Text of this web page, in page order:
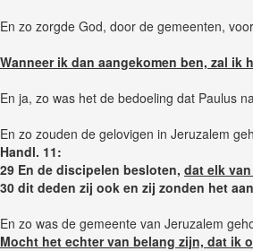
En zo zorgde God, door de gemeenten,
Wanneer ik dan aangekomen ben, zal ik
En ja, zo was het de bedoeling dat Paulus
En zo zouden de gelovigen in Jeruzalem
Handl. 11:
29 En de discipelen besloten, dat elk
30 dit deden zij ook en zij zonden het
En zo was de gemeente van Jeruzalem
Mocht het echter van belang zijn, dat ik